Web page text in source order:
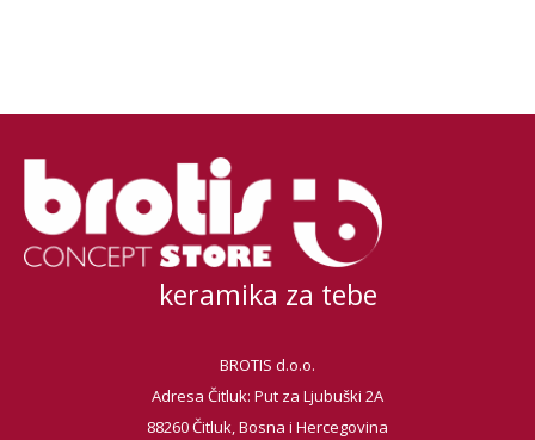
keramika za tebe
BROTIS d.o.o.
Adresa Čitluk: Put za Ljubuški 2A
88260 Čitluk, Bosna i Hercegovina